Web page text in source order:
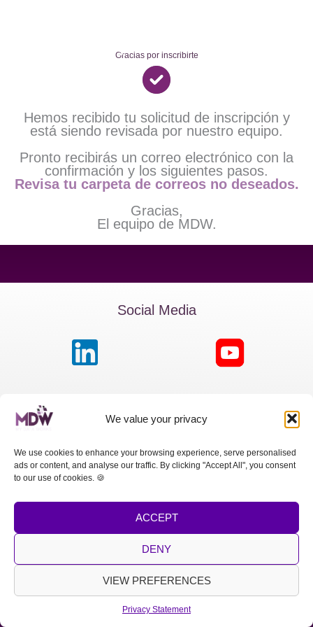
We value your privacy
We use cookies to enhance your browsing experience, serve personalised
ads or content, and analyse our traffic. By clicking "Accept All", you consent
to our use of cookies. 🍪
ACCEPT
DENY
VIEW PREFERENCES
Privacy Statement
Gracias por inscribirte
Hemos recibido tu solicitud de inscripción y
está siendo revisada por nuestro equipo.
Pronto recibirás un correo electrónico con la
confirmación y los siguientes pasos.
Revisa tu carpeta de correos no deseados.
Gracias,
El equipo de MDW.
Social Media
Passage de la Boule Blanche, 7 | Paris 75012
MDW Switzerland
MDW Spain
Calle Princesa, 2 | Madrid 28008
Copyright © 2026 MDW